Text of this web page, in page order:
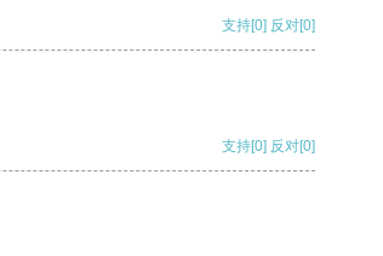
支持[0] 反对[0]
支持[0] 反对[0]